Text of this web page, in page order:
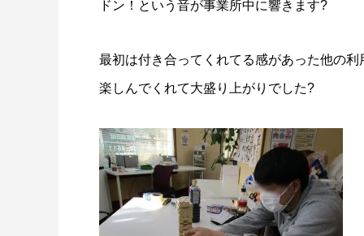
ドン！という音が事業所中に響きます?
最初は付き合ってくれてる感があった他の利
楽しんでくれて大盛り上がりでした?